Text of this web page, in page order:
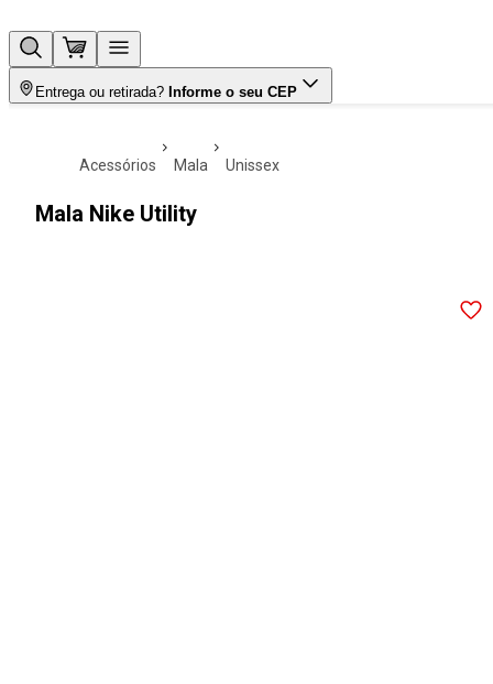
Entrega ou retirada? Informe o seu CEP
acessórios mala unissex
Mala Nike Utility